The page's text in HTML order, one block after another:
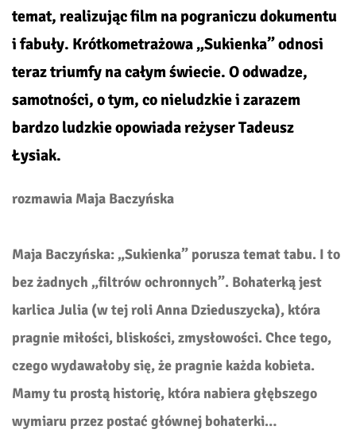
temat, realizując film na pograniczu dokumentu
i fabuły. Krótkometrażowa „Sukienka” odnosi
teraz triumfy na całym świecie. O odwadze,
samotności, o tym, co nieludzkie i zarazem
bardzo ludzkie opowiada reżyser Tadeusz
Łysiak.
rozmawia Maja Baczyńska
Maja Baczyńska: „Sukienka” porusza temat tabu. I to
bez żadnych „filtrów ochronnych”. Bohaterką jest
karlica Julia (w tej roli Anna Dzieduszycka), która
pragnie miłości, bliskości, zmysłowości. Chce tego,
czego wydawałoby się, że pragnie każda kobieta.
Mamy tu prostą historię, która nabiera głębszego
wymiaru przez postać głównej bohaterki…